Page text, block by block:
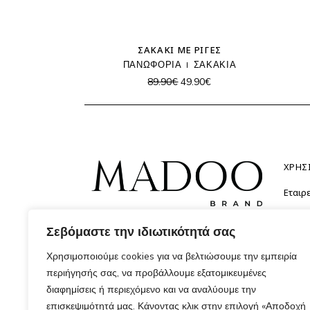
Σεβόμαστε την ιδιωτικότητά σας
Χρησιμοποιούμε cookies για να βελτιώσουμε την εμπειρία
περιήγησής σας, να προβάλλουμε εξατομικευμένες
διαφημίσεις ή περιεχόμενο και να αναλύουμε την
επισκεψιμότητά μας. Κάνοντας κλικ στην επιλογή «Αποδοχή
ΣΑΚΆΚΙ ΜΕ ΡΊΓΕΣ
ΠΑΝΩΦΟΡΙΑ
ΣΑΚΑΚΙΑ
89.90€ Original
price
89.90€.
49.90€Η
τρέχουσα
είναι:
Απελευθέρωσε το στυλ σου με
τι σου ταιριάζει.